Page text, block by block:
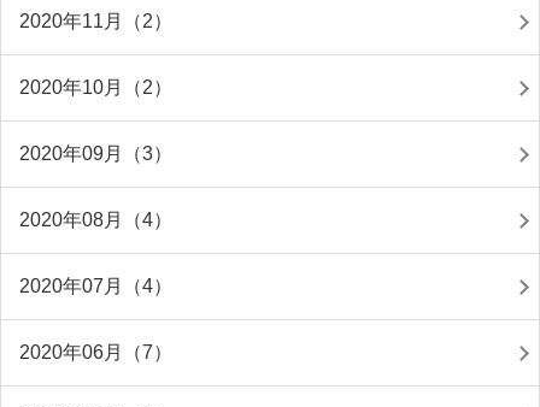
2020年11月（2）
2020年10月（2）
2020年09月（3）
2020年08月（4）
2020年07月（4）
2020年06月（7）